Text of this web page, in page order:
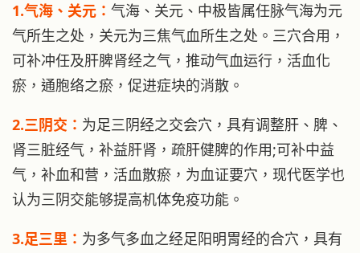
1.气海、关元： 气海、关元、中极皆属任脉气海为元
气所生之处，关元为三焦气血所生之处。三穴合用，
可补冲任及肝脾肾经之气，推动气血运行，活血化
瘀，通胞络之瘀，促进症块的消散。
2.三阴交： 为足三阴经之交会穴，具有调整肝、脾、
肾三脏经气，补益肝肾，疏肝健脾的作用;可补中益
气，补血和营，活血散瘀，为血证要穴，现代医学也
认为三阴交能够提高机体免疫功能。
3.足三里： 为多气多血之经足阳明胃经的合穴，具有